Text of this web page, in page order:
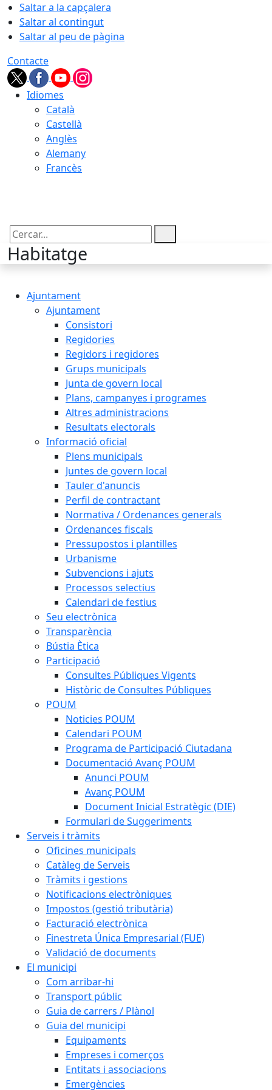
Saltar a la capçalera
Saltar al contingut
Saltar al peu de pàgina
Contacte
Idiomes
Català
Castellà
Anglès
Alemany
Francès
Cercar:
Habitatge
Ajuntament
Ajuntament
Consistori
Regidories
Regidors i regidores
Grups municipals
Junta de govern local
Plans, campanyes i programes
Altres administracions
Resultats electorals
Informació oficial
Plens municipals
Juntes de govern local
Tauler d'anuncis
Perfil de contractant
Normativa / Ordenances generals
Ordenances fiscals
Pressupostos i plantilles
Urbanisme
Subvencions i ajuts
Processos selectius
Calendari de festius
Seu electrònica
Transparència
Bústia Ètica
Participació
Consultes Públiques Vigents
Històric de Consultes Públiques
POUM
Noticies POUM
Calendari POUM
Programa de Participació Ciutadana
Documentació Avanç POUM
Anunci POUM
Avanç POUM
Document Inicial Estratègic (DIE)
Formulari de Suggeriments
Serveis i tràmits
Oficines municipals
Catàleg de Serveis
Tràmits i gestions
Notificacions electròniques
Impostos (gestió tributària)
Facturació electrònica
Finestreta Única Empresarial (FUE)
Validació de documents
El municipi
Com arribar-hi
Transport públic
Guia de carrers / Plànol
Guia del municipi
Equipaments
Empreses i comerços
Entitats i associacions
Emergències